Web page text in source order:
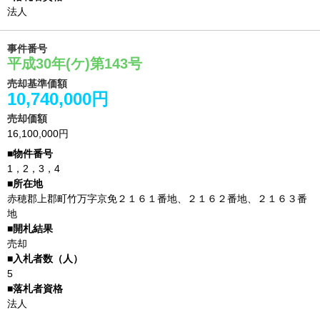
法人
事件番号
平成30年(ケ)第143号
売却基準価額
10,740,000円
売却価額
16,100,000円
1，2，3，4
赤穂郡上郡町竹万字京免２１６１番地、２１６２番地、２１６３番
地
売却
5
法人